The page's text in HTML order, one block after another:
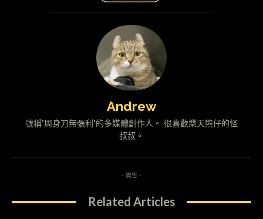
Andrew
號稱"周身刀無張利"的多媒體創作人。 很喜歡樂天熊仔的怪
叔叔。
- 廣告 -
Related Articles